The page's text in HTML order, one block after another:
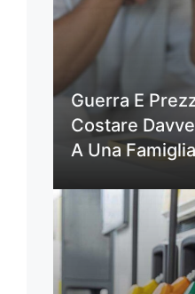
Guerra E
Costare
A Una